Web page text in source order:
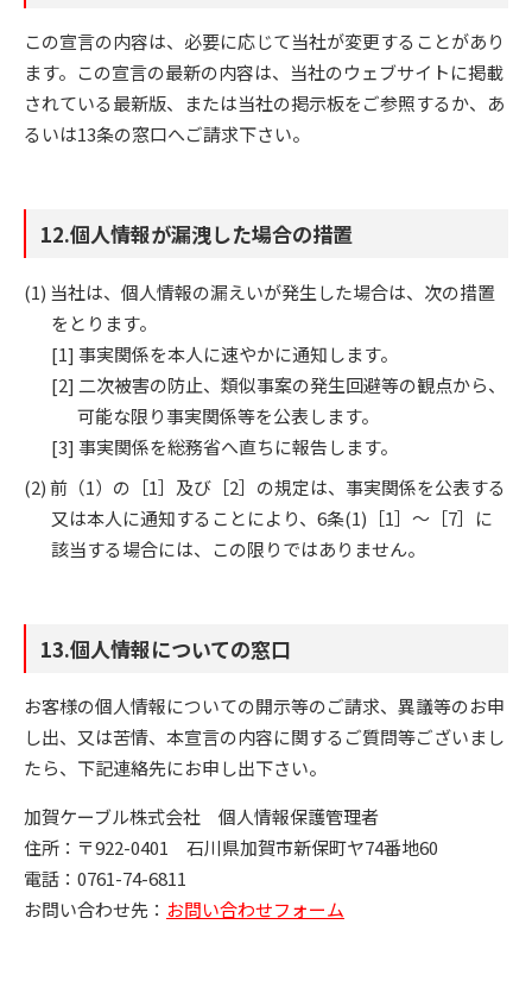
この宣言の内容は、必要に応じて当社が変更することがあり
ます。この宣言の最新の内容は、当社のウェブサイトに掲載
されている最新版、または当社の掲示板をご参照するか、あ
るいは13条の窓口へご請求下さい。
12.個人情報が漏洩した場合の措置
当社は、個人情報の漏えいが発生した場合は、次の措置
をとります。
事実関係を本人に速やかに通知します。
二次被害の防止、類似事案の発生回避等の観点から、
可能な限り事実関係等を公表します。
事実関係を総務省へ直ちに報告します。
前（1）の［1］及び［2］の規定は、事実関係を公表する
又は本人に通知することにより、6条(1)［1］～［7］に
該当する場合には、この限りではありません。
13.個人情報についての窓口
お客様の個人情報についての開示等のご請求、異議等のお申
し出、又は苦情、本宣言の内容に関するご質問等ございまし
たら、下記連絡先にお申し出下さい。
加賀ケーブル株式会社 個人情報保護管理者
住所：〒922-0401 石川県加賀市新保町ヤ74番地60
電話：0761-74-6811
お問い合わせ先： お問い合わせフォーム